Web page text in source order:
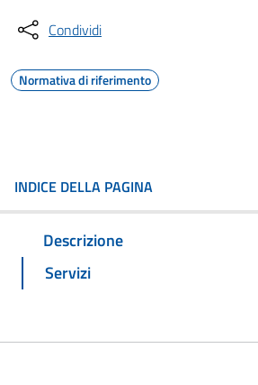
Condividi
Normativa di riferimento
INDICE DELLA PAGINA
Descrizione
Servizi